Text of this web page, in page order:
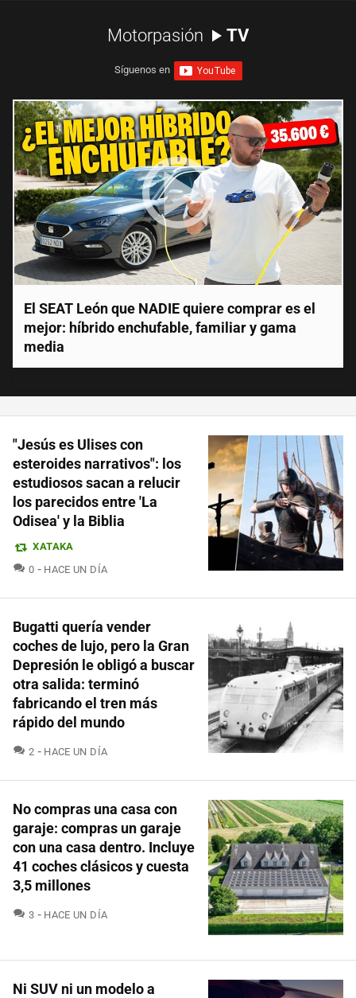
Motorpasión TV
Síguenos en
El SEAT León que NADIE quiere comprar es el
mejor: híbrido enchufable, familiar y gama
media
"Jesús es Ulises con
esteroides narrativos": los
estudiosos sacan a relucir
los parecidos entre 'La
Odisea' y la Biblia
XATAKA
0 COMENTARIOS
HACE UN DÍA
Bugatti quería vender
coches de lujo, pero la Gran
Depresión le obligó a buscar
otra salida: terminó
fabricando el tren más
rápido del mundo
2 COMENTARIOS
HACE UN DÍA
No compras una casa con
garaje: compras un garaje
con una casa dentro. Incluye
41 coches clásicos y cuesta
3,5 millones
3 COMENTARIOS
HACE UN DÍA
Ni SUV ni un modelo a